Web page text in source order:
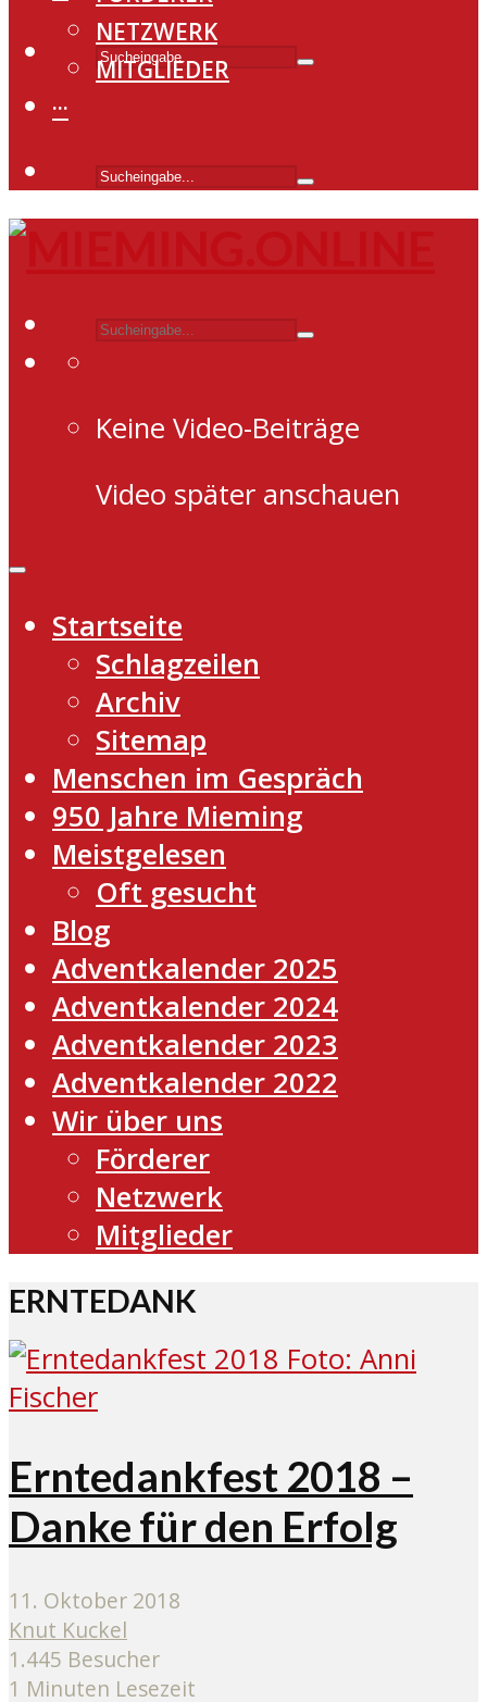
NETZWERK
MITGLIEDER
···
Keine Video-Beiträge
Video später anschauen
Startseite
Schlagzeilen
Archiv
Sitemap
Menschen im Gespräch
950 Jahre Mieming
Meistgelesen
Oft gesucht
Blog
Adventkalender 2025
Adventkalender 2024
Adventkalender 2023
Adventkalender 2022
Wir über uns
Förderer
Netzwerk
Mitglieder
ERNTEDANK
Erntedankfest 2018 –
Danke für den Erfolg
11. Oktober 2018
Knut Kuckel
1.445 Besucher
1 Minuten Lesezeit